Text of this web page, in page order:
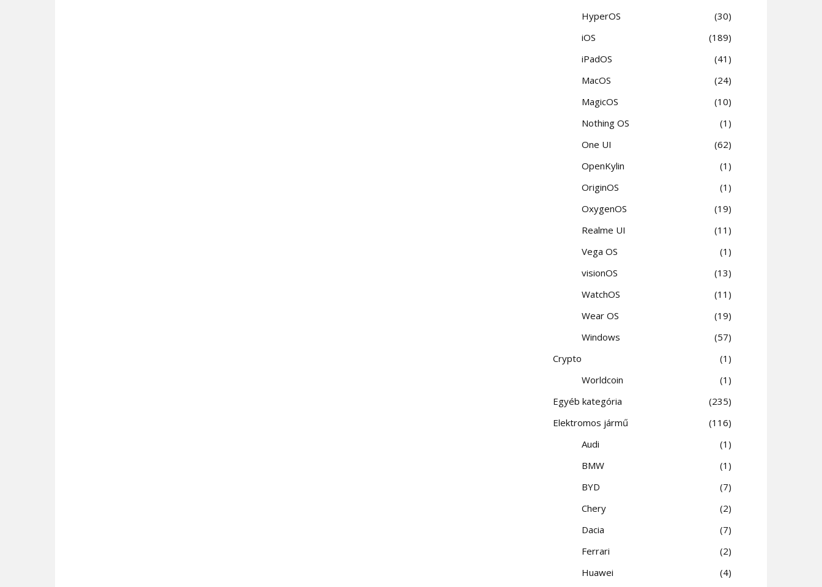
HyperOS
30
iOS
189
iPadOS
41
MacOS
24
MagicOS
10
Nothing OS
1
One UI
62
OpenKylin
1
OriginOS
1
OxygenOS
19
Realme UI
11
Vega OS
1
visionOS
13
WatchOS
11
Wear OS
19
Windows
57
Crypto
1
Worldcoin
1
Egyéb kategória
235
Elektromos jármű
116
Audi
1
BMW
1
BYD
7
Chery
2
Dacia
7
Ferrari
2
Huawei
4